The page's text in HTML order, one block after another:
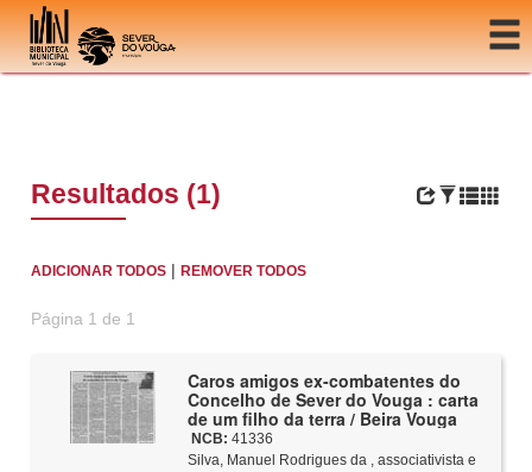
Ir para o conteúdo
Resultados (1)
ADICIONAR TODOS |REMOVER TODOS
Página 1 de 1
Caros amigos ex-combatentes do
Concelho de Sever do Vouga : carta
de um filho da terra / Beira Vouga
NCB: 41336
Silva, Manuel Rodrigues da , associativista e